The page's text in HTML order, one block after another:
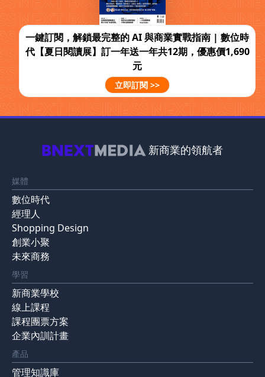
一鍵訂閱，解鎖最完整的 AI 與商業實戰指南 | 數位時
代【夏日閱讀展】訂一年送一年共12期，優惠價1,690
元
立即訂閱 >>
新商業的領航者
媒體
數位時代
經理人
Shopping Design
創業小聚
未來商務
學習
新商業學校
線上課程
課程團票方案
企業內訓計畫
產品
管理知識庫